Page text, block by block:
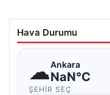
Hava Durumu
☁Ankara
NaN°C
ŞEHIR SEÇ